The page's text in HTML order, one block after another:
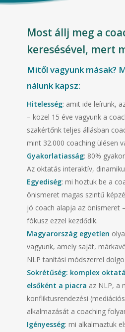
Most állj meg a
keresésével, mert
Mitől vagyunk másak?
nálunk kapsz:
Hitelesség: amit ide leírunk,
– közel 15 éve vagyunk a
szakértőnk teljes állásban
mint 32.000 coaching ülésen
Gyakorlatiasság: 80%
Az oktatás interaktív,
Egyediség: mi hoztuk be a
önismeret magas szintű
jó coach alapja az önismeret
fókusz ezzel kezdődik.
Magyarország egyetlen
vagyunk, amely saját,
NLP tanítási módszerrel
Sokrétűség: komplex
elsőként a piacra az NLP, a
konfliktusrendezési
alkalmazását a coaching
Igényesség: mi alkalmaztuk